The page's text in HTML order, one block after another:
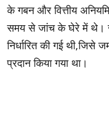
के गबन और वित्तीय
समय से जांच के घेरे में थे।
निर्धारित की गई थी,जिसे
प्रदान किया गया था।